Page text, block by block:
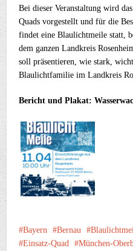
Bei dieser Veranstaltung wird
Quads vorgestellt und für die
findet eine Blaulichtmeile statt,
dem ganzen Landkreis
soll präsentieren, wie stark,
Blaulichtfamilie im Landkreis
Bericht und Plakat:
Bayern Bernau
Einsatz-Quad
München-